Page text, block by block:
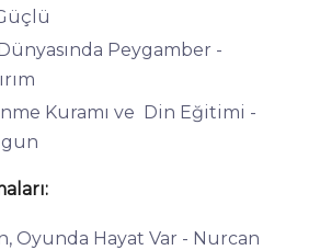
Peygamber -
Kuramı ve Din Eğitimi -
Oyunda Hayat Var - Nurcan